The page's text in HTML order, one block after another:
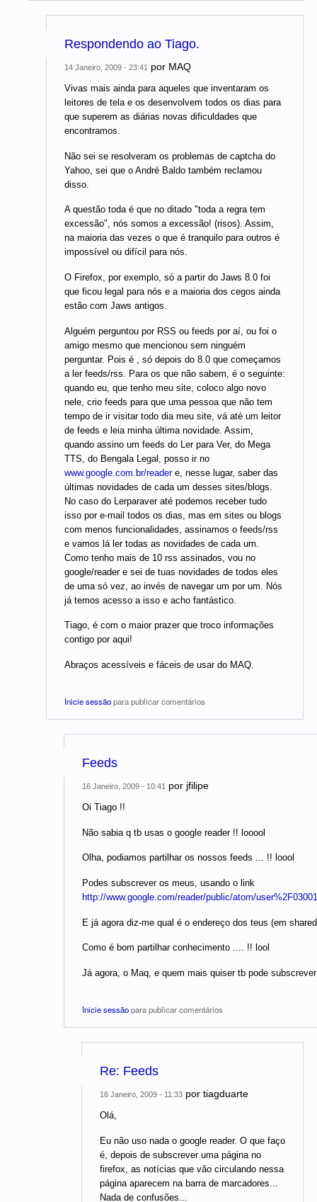
Respondendo ao Tiago.
14 Janeiro, 2009 - 23:41 por MAQ
Vivas mais ainda para aqueles que inventaram os
leitores de tela e os desenvolvem todos os dias para
que superem as diárias novas dificuldades que
encontramos.
Não sei se resolveram os problemas de captcha do
Yahoo, sei que o André Baldo também reclamou
disso.
A questão toda é que no ditado "toda a regra tem
excessão", nós somos a excessão! (risos). Assim,
na maioria das vezes o que é tranquilo para outros é
impossível ou difícil para nós.
O Firefox, por exemplo, só a partir do Jaws 8.0 foi
que ficou legal para nós e a maioria dos cegos ainda
estão com Jaws antigos.
Alguém perguntou por RSS ou feeds por aí, ou foi o
amigo mesmo que mencionou sem ninguém
perguntar. Pois é , só depois do 8.0 que começamos
a ler feeds/rss. Para os que não sabem, é o seguinte:
quando eu, que tenho meu site, coloco algo novo
nele, crio feeds para que uma pessoa que não tem
tempo de ir visitar todo dia meu site, vá até um leitor
de feeds e leia minha última novidade. Assim,
quando assino um feeds do Ler para Ver, do Mega
TTS, do Bengala Legal, posso ir no
www.google.com.br/readere, nesse lugar, saber das
últimas novidades de cada um desses sites/blogs.
No caso do Lerparaver até podemos receber tudo
isso por e-mail todos os dias, mas em sites ou blogs
com menos funcionalidades, assinamos o feeds/rss
e vamos lá ler todas as novidades de cada um.
Como tenho mais de 10 rss assinados, vou no
google/reader e sei de tuas novidades de todos eles
de uma só vez, ao invés de navegar um por um. Nós
já temos acesso a isso e acho fantástico.
Tiago, é com o maior prazer que troco informações
contigo por aqui!
Abraços acessíveis e fáceis de usar do MAQ.
Inicie sessãopara publicar comentários
Feeds
16 Janeiro, 2009 - 10:41 por jfilipe
Oi Tiago !!
Não sabia q tb usas o google reader !! looool
Olha, podiamos partilhar os nossos feeds ... !! loool
Podes subscrever os meus, usando o link
http://www.google.com/reader/public/atom/
E já agora diz-me qual é o endereço dos teus (em
Como é bom partilhar conhecimento .... !! lool
Já agora, o Maq, e quem mais quiser tb pode
Inicie sessãopara publicar comentários
Re: Feeds
16 Janeiro, 2009 - 11:33 por tiagduarte
Olá,
Eu não uso nada o google reader. O que faço
é, depois de subscrever uma página no
firefox, as notícias que vão circulando nessa
página aparecem na barra de marcadores...
Nada de confusões...